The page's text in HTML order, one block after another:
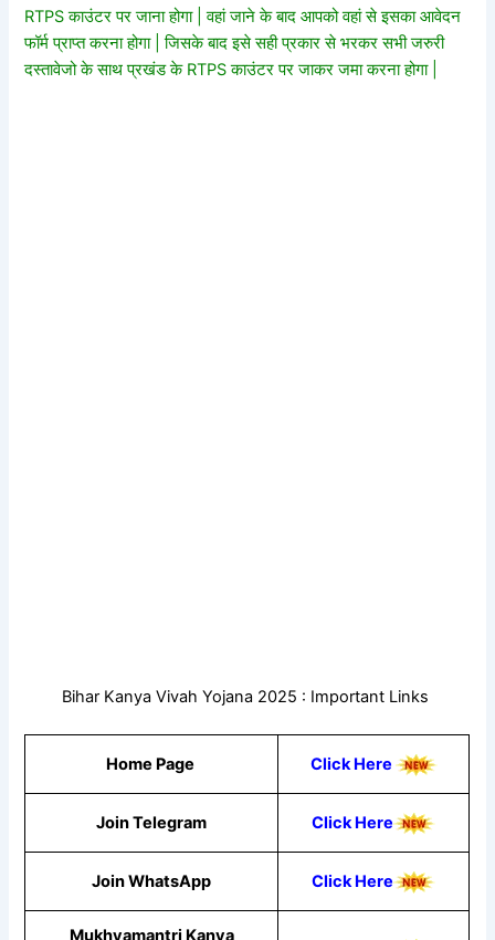
RTPS काउंटर पर जाना होगा | वहां जाने के बाद आपको वहां से इसका आवेदन
फॉर्म प्राप्त करना होगा | जिसके बाद इसे सही प्रकार से भरकर सभी जरुरी
दस्तावेजो के साथ प्रखंड के RTPS काउंटर पर जाकर जमा करना होगा |
Bihar Kanya Vivah Yojana 2025 : Important Links
Home Page Click Here
Join Telegram Click Here
Join WhatsApp Click Here
Mukhyamantri Kanya